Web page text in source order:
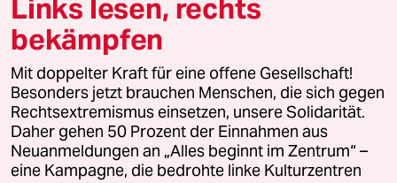
© 2026 taz Verlags und Vertriebs GmbH
Alle Rechte vorbehalten. Bei rechtlichen Fragen oder für Genehmigungen
wenden Sie sich bitte an
lizenzen@taz.de
Feedback Redaktionsstatut Kommune-Richtlinien
Links lesen, rechts
bekämpfen
Mit doppelter Kraft für eine offene Gesellschaft!
Besonders jetzt brauchen Menschen, die sich gegen
Rechtsextremismus einsetzen, unsere Solidarität.
Daher gehen 50 Prozent der Einnahmen aus
Neuanmeldungen an „Alles beginnt im Zentrum“ –
eine Kampagne, die bedrohte linke Kulturzentren